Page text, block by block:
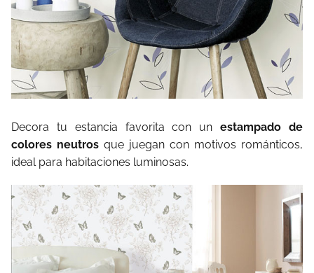
Decora tu estancia favorita con unestampado de
colores neutros que juegan con motivos románticos,
ideal para habitaciones luminosas.